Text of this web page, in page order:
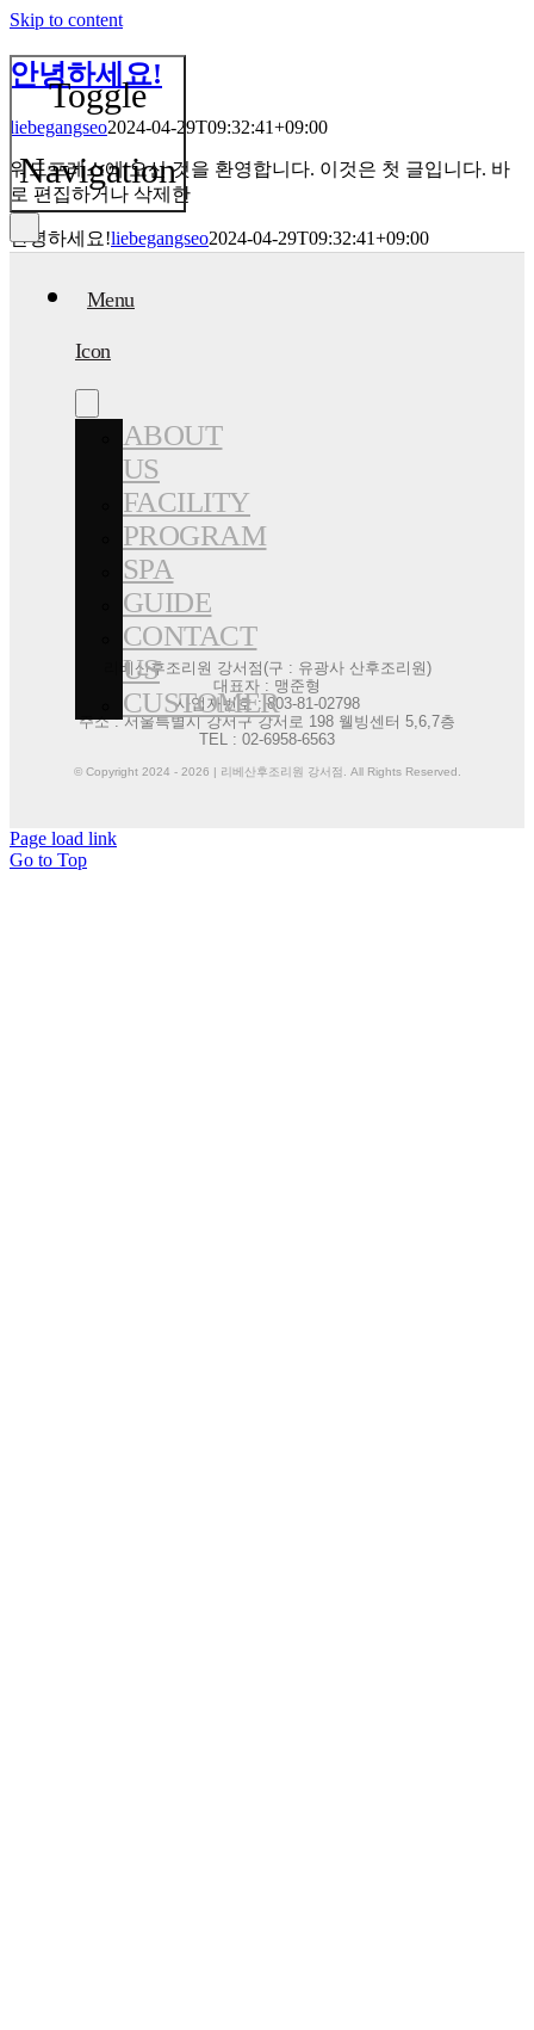
Skip to content
Toggle
Navigation
Menu
Icon
ABOUT
US
FACILITY
PROGRAM
SPA
GUIDE
CONTACT
US
CUSTOMER
안녕하세요!
liebegangseo2024-04-29T09:32:41+09:00
워드프레스에 오신 것을 환영합니다. 이것은 첫 글입니다. 바
로 편집하거나 삭제한
안녕하세요!liebegangseo2024-04-29T09:32:41+09:00
리베산후조리원 강서점(구 : 유광사 산후조리원)
대표자 : 맹준형
사업자번호 : 803-81-02798
주소 : 서울특별시 강서구 강서로 198 웰빙센터 5,6,7층
TEL : 02-6958-6563
© Copyright 2024 - 2026 | 리베산후조리원 강서점. All Rights Reserved.
Page load link
Go to Top